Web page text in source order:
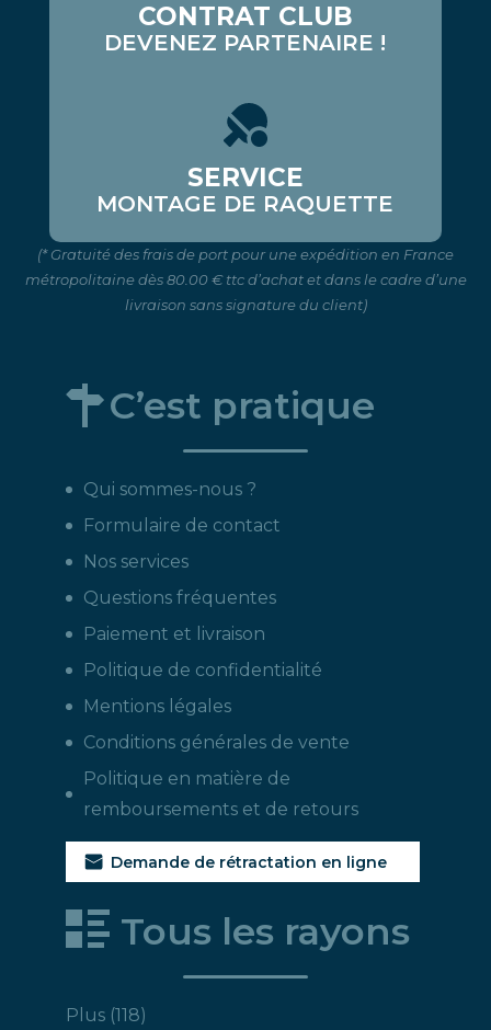
CONTRAT CLUB
DEVENEZ PARTENAIRE !
SERVICE
MONTAGE DE RAQUETTE
(* Gratuité des frais de port pour une expédition en France
métropolitaine dès 80.00 € ttc d’achat et dans le cadre d’une
livraison sans signature du client)
C’est pratique
Qui sommes-nous ?
Formulaire de contact
Nos services
Questions fréquentes
Paiement et livraison
Politique de confidentialité
Mentions légales
Conditions générales de vente
Politique en matière de
remboursements et de retours
Demande de rétractation en ligne
Tous les rayons
Plus 118118